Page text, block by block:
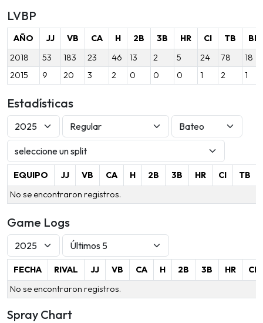
LVBP
AÑO JJ VB CA H 2B 3B HR CI TB
BB
2018
53 183 23 46 13 2 5 24 78
18
2015
9 20 3 2 0 0 0 1 2 1
Estadísticas
EQUIPO JJ VB CA H 2B 3B HR CI
TB
No se encontraron registros.
Game Logs
FECHA RIVAL JJ VB CA H 2B 3B HR
CI
No se encontraron registros.
Spray Chart